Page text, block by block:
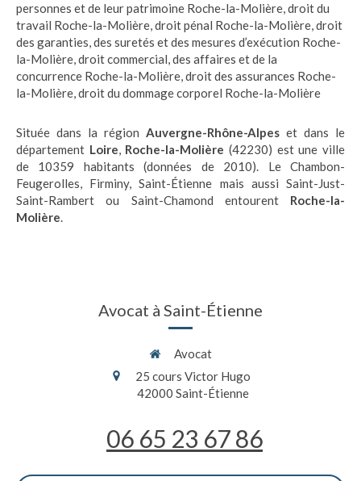
personnes et de leur patrimoine Roche-la-Molière,droit du
travail Roche-la-Molière,droit pénal Roche-la-Molière,droit
des garanties, des suretés et des mesures d’exécution Roche-
la-Molière,droit commercial, des affaires et de la
concurrence Roche-la-Molière,droit des assurances Roche-
la-Molière,droit du dommage corporel Roche-la-Molière
Située dans la région Auvergne-Rhône-Alpes et dans le
département Loire, Roche-la-Molière (42230) est une ville
de 10359 habitants (données de 2010). Le Chambon-
Feugerolles, Firminy, Saint-Étienne mais aussi Saint-Just-
Saint-Rambert ou Saint-Chamond entourent Roche-la-
Molière.
Avocat à Saint-Étienne
Avocat
25 cours Victor Hugo
42000 Saint-Étienne
06 65 23 67 86